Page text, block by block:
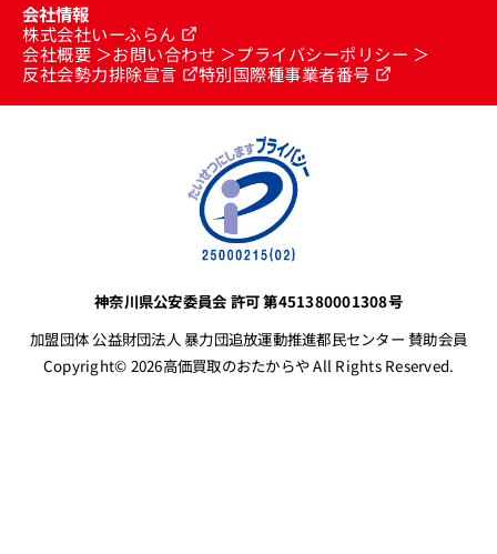
会社情報
株式会社いーふらん
会社概要
お問い合わせ
プライバシーポリシー
反社会勢力排除宣言
特別国際種事業者番号
神奈川県公安委員会 許可 第451380001308号
加盟団体 公益財団法人 暴力団追放運動推進都民センター 賛助会員
Copyright© 2026高価買取のおたからや All Rights Reserved.